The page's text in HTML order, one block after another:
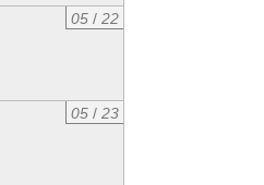
05/ 22
05/ 23